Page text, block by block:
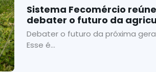
Sistema Fecomércio
debater o futuro da
Debater o futuro da próxima
Esse é...